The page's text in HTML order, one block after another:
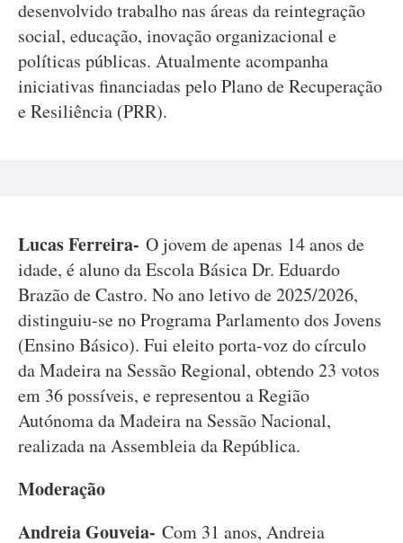
desenvolvido trabalho nas áreas da reintegração
social, educação, inovação organizacional e
políticas públicas. Atualmente acompanha
iniciativas financiadas pelo Plano de Recuperação
e Resiliência (PRR).
Lucas Ferreira- O jovem de apenas 14 anos de
idade, é aluno da Escola Básica Dr. Eduardo
Brazão de Castro. No ano letivo de 2025/2026,
distinguiu-se no Programa Parlamento dos Jovens
(Ensino Básico). Fui eleito porta-voz do círculo
da Madeira na Sessão Regional, obtendo 23 votos
em 36 possíveis, e representou a Região
Autónoma da Madeira na Sessão Nacional,
realizada na Assembleia da República.
Moderação
Andreia Gouveia- Com 31 anos, Andreia